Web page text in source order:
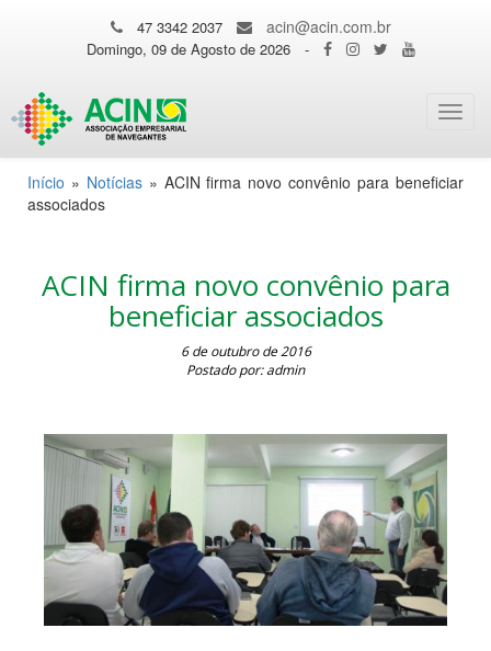
47 3342 2037 acin@acin.com.br
Domingo, 09 de Agosto de 2026 -
Início » Notícias» ACIN firma novo convênio para beneficiar
associados
ACIN firma novo convênio para
beneficiar associados
6 de outubro de 2016
Postado por: admin